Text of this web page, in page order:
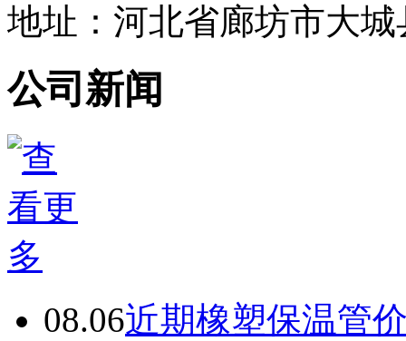
地址：河北省廊坊市大
公司新闻
08.06近期橡塑保温管